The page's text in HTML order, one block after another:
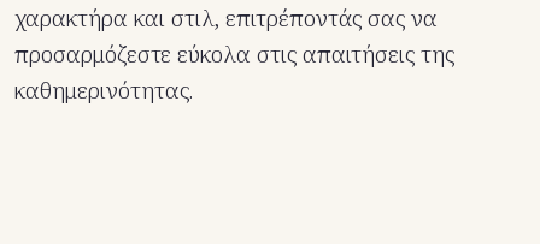
χαρακτήρα και στιλ, επιτρέποντάς σας να
προσαρμόζεστε εύκολα στις απαιτήσεις της
καθημερινότητας.